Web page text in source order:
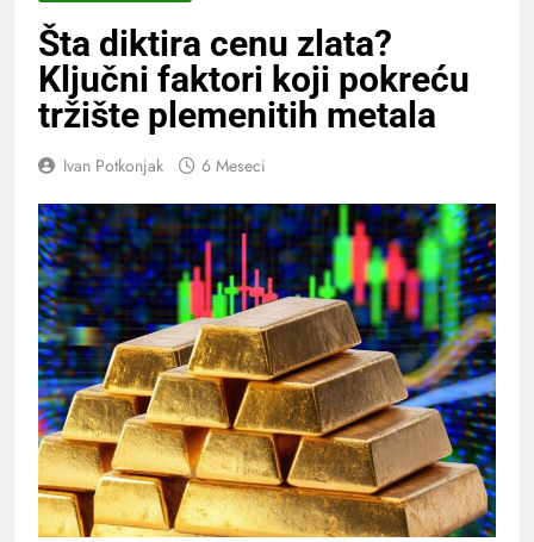
Šta diktira cenu zlata?
Ključni faktori koji pokreću
tržište plemenitih metala
Ivan Potkonjak 6 Meseci